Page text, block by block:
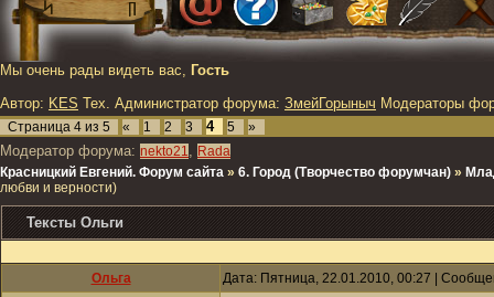
Мы очень рады видеть вас, Гость
Автор: KES Тех. Администратор форума: ЗмейГорыныч Модераторы
Страница 4 из 5 « 1 2 3 4 5 »
Модератор форума: nekto21, Rada
Красницкий Евгений. Форум сайта » 6. Город (Творчество форумчан) »
любви и верности)
Тексты Ольги
Ольга Дата: Пятница, 22.01.2010, 00:27 |